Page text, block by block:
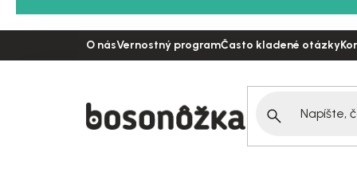
na
O násVernostný programČasto kladené otázky